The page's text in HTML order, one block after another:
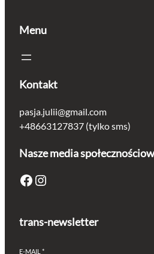
Menu
Kontakt
pasja.julii@gmail.com
+48663127837 (tylko sms)
Nasze media
Facebook Instagram
trans-newsletter
E-MAIL *